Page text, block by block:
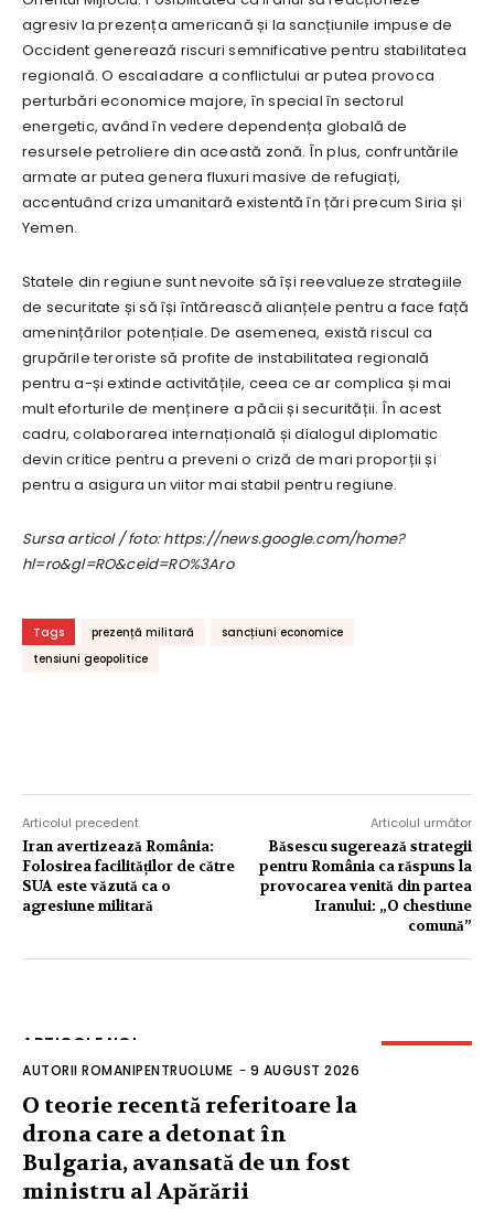
agresiv la prezența americană și la sancțiunile impuse de
Occident generează riscuri semnificative pentru stabilitatea
regională. O escaladare a conflictului ar putea provoca
perturbări economice majore, în special în sectorul
energetic, având în vedere dependența globală de
resursele petroliere din această zonă. În plus, confruntările
armate ar putea genera fluxuri masive de refugiați,
accentuând criza umanitară existentă în țări precum Siria și
Yemen.
Statele din regiune sunt nevoite să își reevalueze strategiile
de securitate și să își întărească alianțele pentru a face față
amenințărilor potențiale. De asemenea, există riscul ca
grupările teroriste să profite de instabilitatea regională
pentru a-și extinde activitățile, ceea ce ar complica și mai
mult eforturile de menținere a păcii și securității. În acest
cadru, colaborarea internațională și dialogul diplomatic
devin critice pentru a preveni o criză de mari proporții și
pentru a asigura un viitor mai stabil pentru regiune.
Sursa articol / foto: https://news.google.com/home?
hl=ro&gl=RO&ceid=RO%3Aro
Tags prezență militară
sancțiuni economice
tensiuni geopolitice
Articolul precedent
Iran avertizează România:
Folosirea facilităților de către
SUA este văzută ca o
agresiune militară
Articolul următor
Băsescu sugerează strategii
pentru România ca răspuns la
provocarea venită din partea
Iranului: „O chestiune
comună”
ARTICOLE NOI
AUTORII ROMANIPENTRUOLUME - 9 AUGUST 2026
O teorie recentă referitoare la
drona care a detonat în
Bulgaria, avansată de un fost
ministru al Apărării